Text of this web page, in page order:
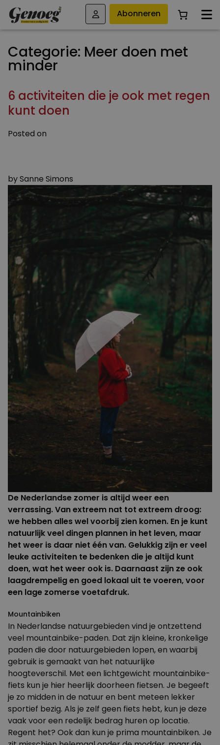
Abonneren
Categorie: Meer doen met
minder
6 activiteiten die je ook met regen
kunt doen
Posted on
bySanne Simons
De Nederlandse zomer is altijd weer een
verrassing. Van extreem nat tot extreem droog:
we hebben alles wel voorbij zien komen. En je kunt
natuurlijk veel dingen plannen in het leven, maar
het weer is daar niet één van. Gelukkig zijn er veel
leuke activiteiten te bedenken die je altijd kunt
doen, wat het weer ook is. Daarnaast zijn ze ook
laagdrempelig en goed lokaal uit te voeren, voor
een lage zomersevoetafdruk.
Mountainbiken
In Nederlandse natuurgebieden vind je ontzettend
veel mountainbike-paden. Dat zijn kleine, kronkelige
paden die door natuurgebieden lopen, en waarbij
gebruik is gemaakt van het natuurlijke
hoogteverschil. Met een lichtgewicht mountainbike-
fiets kun je hier heerlijk doorheen fietsen. Je begeeft
je zo midden in de natuur en bent meteen lekker
sportief bezig. Als je zelf geen fiets hebt, kun je deze
vaak voor een redelijk bedrag huren op locatie.
Regent het? Ook dan kun je prima mountainbiken. Je